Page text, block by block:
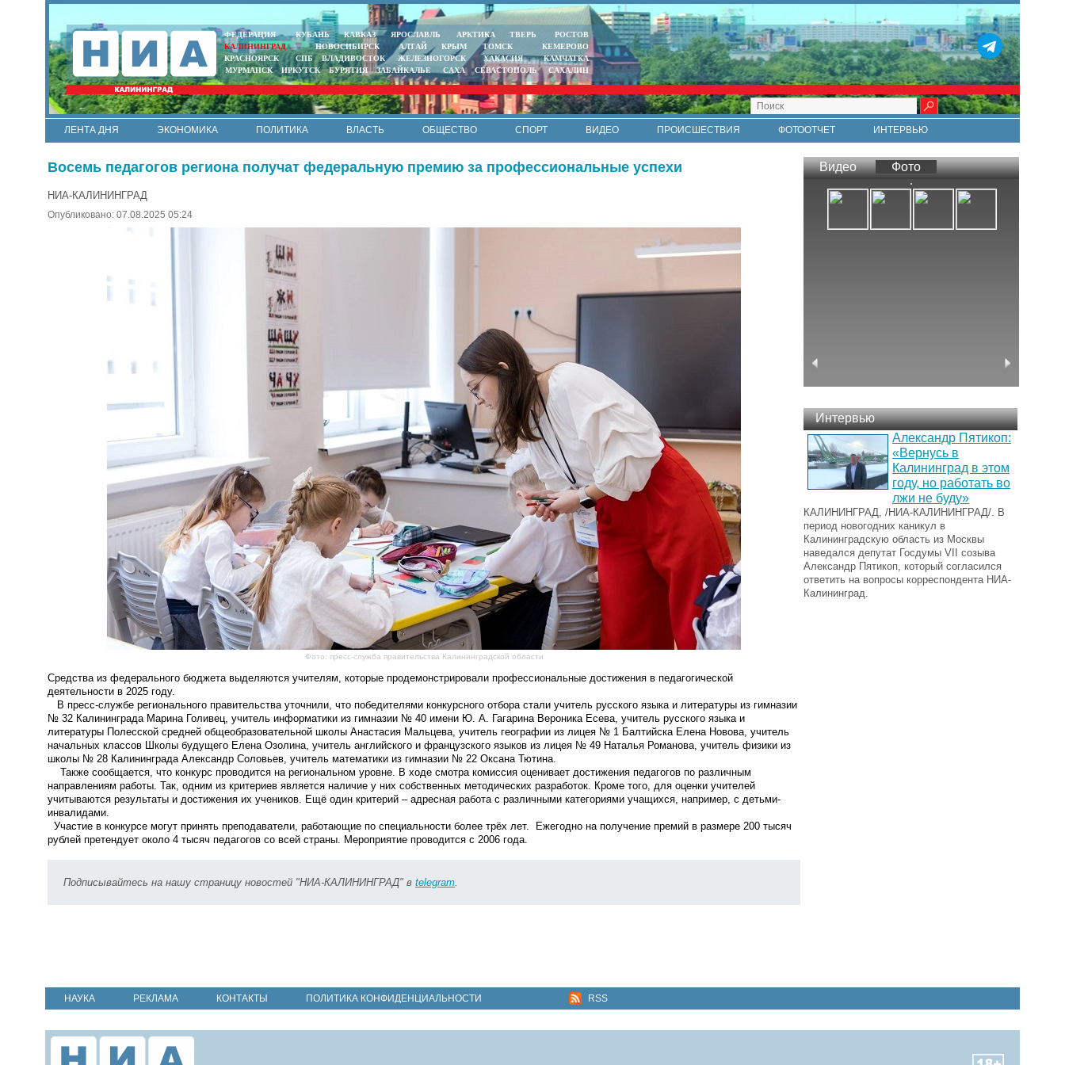
ФЕДЕРАЦИЯ КУБАНЬ КАВКАЗ ЯРОСЛАВЛЬ АРКТИКА ТВЕРЬ
РОСТОВ
КАЛИНИНГРАД
НОВОСИБИРСК АЛТАЙ КРЫМ ТОМСК
КЕМЕРОВО
КРАСНОЯРСК
СПБ ВЛАДИВОСТОК ЖЕЛЕЗНОГОРСК ХАКАСИЯ
КАМЧАТКА
МУРМАНСК
ИРКУТСК БУРЯТИЯ ЗАБАЙКАЛЬЕ САХА СЕВАСТОПОЛЬ САХАЛИН
ЛЕНТА ДНЯ ЭКОНОМИКА ПОЛИТИКА ВЛАСТЬ ОБЩЕСТВО СПОРТ ВИДЕО ПРОИСШЕСТВИЯ ФОТООТЧЕТ
ИНТЕРВЬЮ
Восемь педагогов региона получат федеральную премию за профессиональные успехи
НИА-КАЛИНИНГРАД
Опубликовано: 07.08.2025 05:24
Фото: пресс-служба правительства Калининградской области
Средства из федерального бюджета выделяются учителям, которые продемонстрировали профессиональные достижения в педагогической
деятельности в 2025 году.
В пресс-службе регионального правительства уточнили, что победителями конкурсного отбора стали учитель русского языка и литературы из гимназии
№ 32 Калининграда Марина Голивец, учитель информатики из гимназии № 40 имени Ю. А. Гагарина Вероника Есева, учитель русского языка и
литературы Полесской средней общеобразовательной школы Анастасия Мальцева, учитель географии из лицея № 1 Балтийска Елена Новова, учитель
начальных классов Школы будущего Елена Озолина, учитель английского и французского языков из лицея № 49 Наталья Романова, учитель физики из
школы № 28 Калининграда Александр Соловьев, учитель математики из гимназии № 22 Оксана Тютина.
Также сообщается, что конкурс проводится на региональном уровне. В ходе смотра комиссия оценивает достижения педагогов по различным
направлениям работы. Так, одним из критериев является наличие у них собственных методических разработок. Кроме того, для оценки учителей
учитываются результаты и достижения их учеников. Ещё один критерий – адресная работа с различными категориями учащихся, например, с детьми-
инвалидами.
Участие в конкурсе могут принять преподаватели, работающие по специальности более трёх лет. Ежегодно на получение премий в размере 200 тысяч
рублей претендует около 4 тысяч педагогов со всей страны. Мероприятие проводится с 2006 года.
Подписывайтесь на нашу страницу новостей "НИА-КАЛИНИНГРАД" в telegram
Видео Фото
Интервью
Александр Пятикоп:
«Вернусь в
Калининград в этом
году, но работать во
лжи не буду»
КАЛИНИНГРАД, /НИА-КАЛИНИНГРАД/. В
период новогодних каникул в
Калининградскую область из Москвы
наведался депутат Госдумы VII созыва
Александр Пятикоп, который согласился
ответить на вопросы корреспондента НИА-
Калининград.
НАУКА РЕКЛАМА КОНТАКТЫ ПОЛИТИКА КОНФИДЕНЦИАЛЬНОСТИ RSS